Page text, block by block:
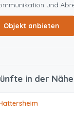
und
Objekt anbieten
in der